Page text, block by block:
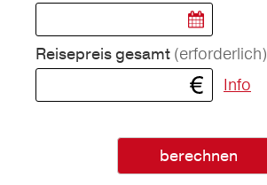
Reisepreis gesamt (erforderlich)
Info
berechnen